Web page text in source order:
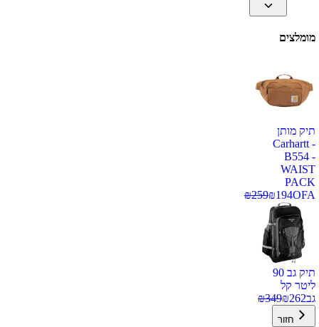
מומלצים
תיק מותן
Carhartt -
B554 -
WAIST
PACK
OFA
₪194
₪259
תיק גב 90
ליטר קל
גב
₪262
₪349
חזור